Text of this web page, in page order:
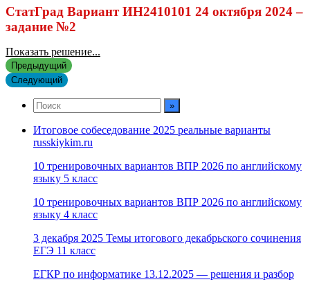
СтатГрад Вариант ИН2410101 24 октября 2024 –
задание №2
Показать решение...
Предыдущий
Следующий
Итоговое собеседование 2025 реальные варианты
russkiykim.ru
10 тренировочных вариантов ВПР 2026 по английскому
языку 5 класс
10 тренировочных вариантов ВПР 2026 по английскому
языку 4 класс
3 декабря 2025 Темы итогового декабрьского сочинения
ЕГЭ 11 класс
ЕГКР по информатике 13.12.2025 — решения и разбор